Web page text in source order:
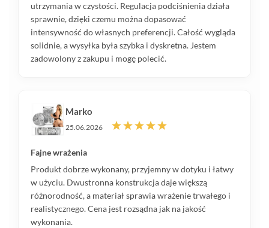
utrzymania w czystości. Regulacja podciśnienia działa
sprawnie, dzięki czemu można dopasować
intensywność do własnych preferencji. Całość wygląda
solidnie, a wysyłka była szybka i dyskretna. Jestem
zadowolony z zakupu i mogę polecić.
Marko
25.06.2026
Fajne wrażenia
Produkt dobrze wykonany, przyjemny w dotyku i łatwy
w użyciu. Dwustronna konstrukcja daje większą
różnorodność, a materiał sprawia wrażenie trwałego i
realistycznego. Cena jest rozsądna jak na jakość
wykonania.